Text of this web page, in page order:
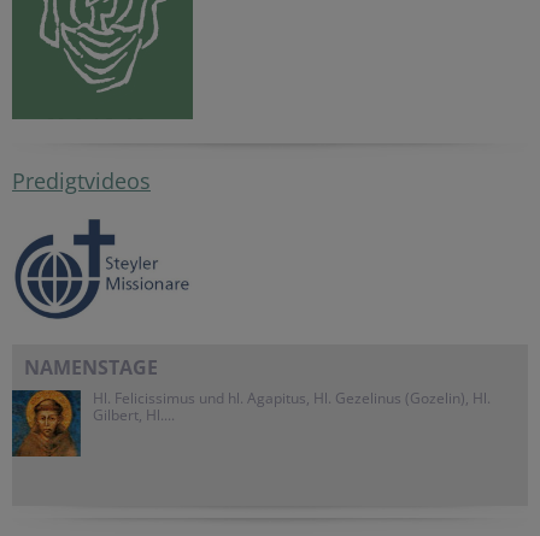
Predigtvideos
NAMENSTAGE
Hl. Felicissimus und hl. Agapitus, Hl. Gezelinus (Gozelin), Hl.
Gilbert, Hl....